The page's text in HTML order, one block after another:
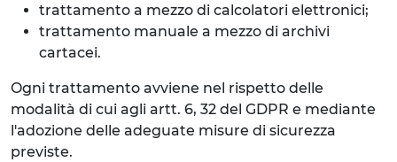
trattamento a mezzo di calcolatori elettronici;
trattamento manuale a mezzo di archivi
cartacei.
Ogni trattamento avviene nel rispetto delle
modalità di cui agli artt. 6, 32 del GDPR e mediante
l'adozione delle adeguate misure di sicurezza
previste.